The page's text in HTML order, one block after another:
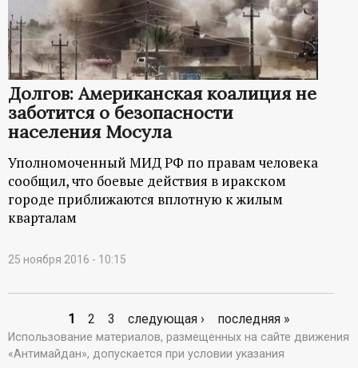
Долгов: Американская коалиция не
заботится о безопасности
населения Мосула
Уполномоченный МИД РФ по правам человека
сообщил, что боевые действия в иракском
городе приближаются вплотную к жилым
кварталам
25 ноября 2016 - 10:15
С
1 2 3 следующая › последняя »
Использование материалов, размещенных на сайте движения
«Антимайдан», допускается при условии указания